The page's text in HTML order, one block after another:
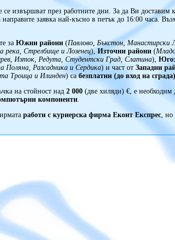
се извършват през работните дни. За да Ви
направите заявка най-късно в петък до 16:00 часа.
за Южни райони(Павлово, Бъкстон, Манастирски
река, Стрелбище и Лозенец),Източни райони(
Изток, Редута, Студентски Град, Слатина),
Поляна, Разсадника и Сердика) и част от Западни
Троица и Илинден) сабезплатни (до вход на сграда)
на стойност над 2 000(две хиляди) €, е необходим
компоненти.
работи с куриерска фирма Еконт Експрес, но